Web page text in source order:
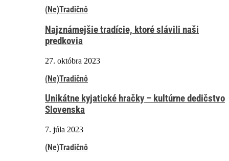
(Ne)Tradičnô
Najznámejšie tradície, ktoré slávili naši
predkovia
27. októbra 2023
(Ne)Tradičnô
Unikátne kyjatické hračky – kultúrne dedičstvo
Slovenska
7. júla 2023
(Ne)Tradičnô